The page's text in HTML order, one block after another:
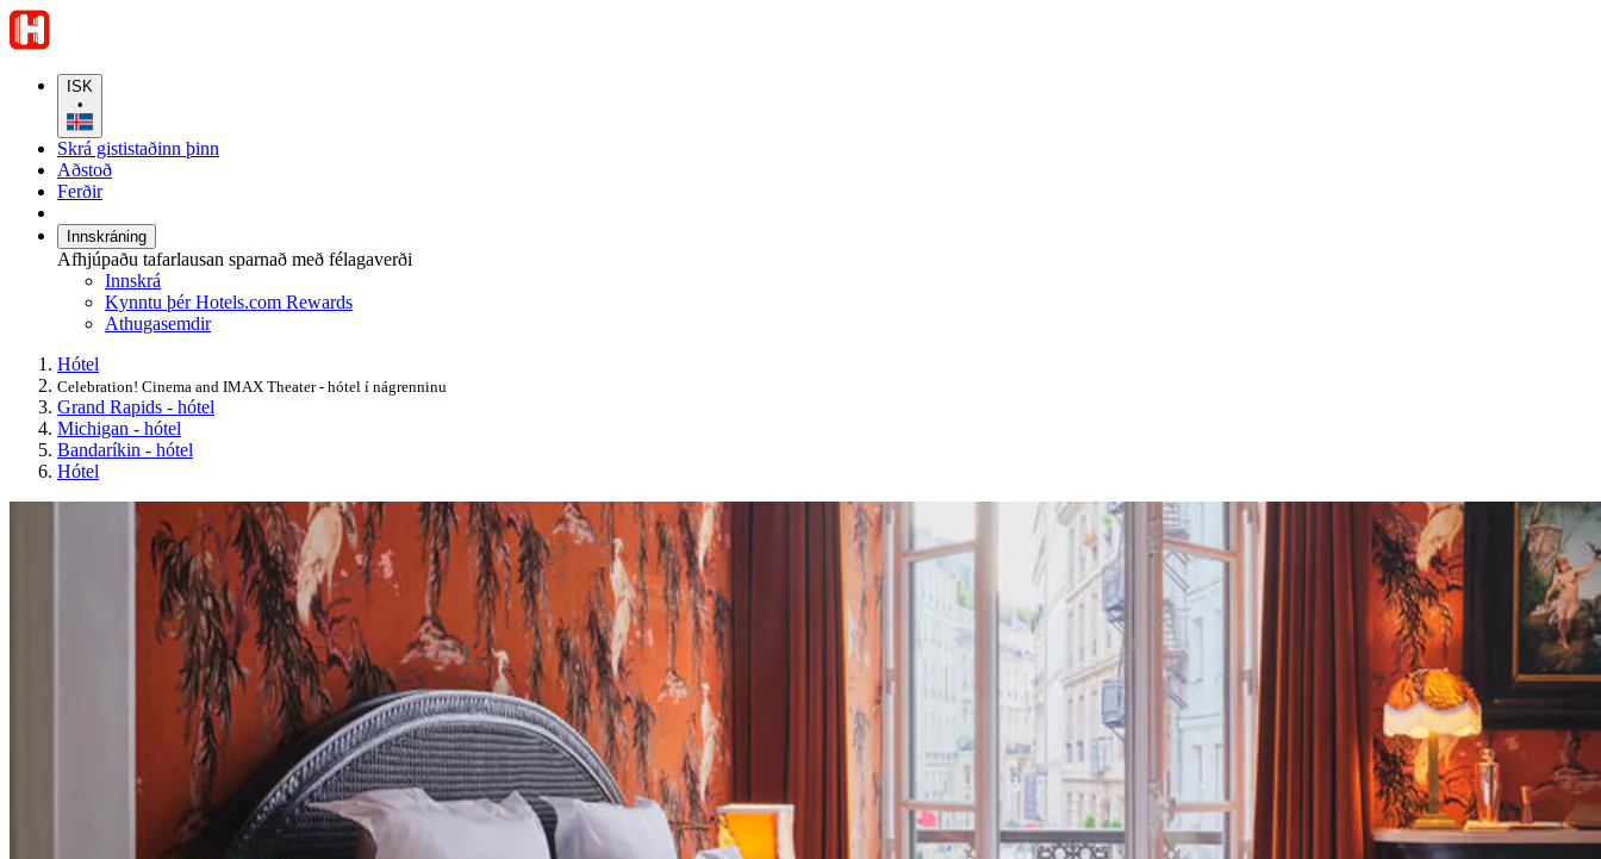
ISK
•
Skrá gististaðinn þinn
Aðstoð
Ferðir
Innskráning
Afhjúpaðu tafarlausan sparnað með félagaverði
Innskrá
Kynntu þér Hotels.com Rewards
Athugasemdir
Hótel
Celebration! Cinema and IMAX Theater - hótel í nágrenninu
Grand Rapids - hótel
Michigan - hótel
Bandaríkin - hótel
Hótel